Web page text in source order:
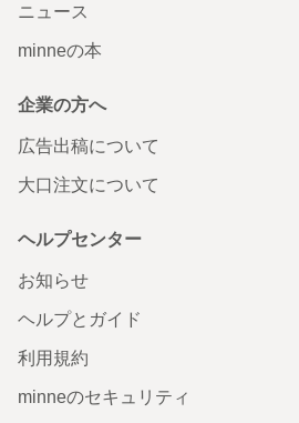
ニュース
minneの本
企業の方へ
広告出稿について
大口注文について
ヘルプセンター
お知らせ
ヘルプとガイド
利用規約
minneのセキュリティ